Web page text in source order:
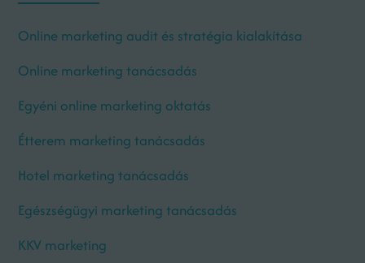
Online marketing audit és stratégia kialakítása
Online marketing tanácsadás
Egyéni online marketing oktatás
Étterem marketing tanácsadás
Hotel marketing tanácsadás
Egészségügyi marketing tanácsadás
KKV marketing